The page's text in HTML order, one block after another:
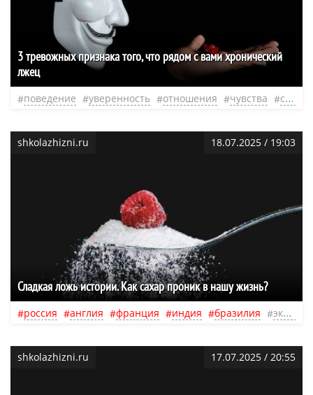
3 тревожных признака того, что рядом с вами хронический
лжец
поведение уверенность отношения чувства страхи
shkolazhizni.ru 18.07.2025 / 19:03
Сладкая ложь истории. Как сахар проник в нашу жизнь?
россия англия франция индия бразилия экономика
shkolazhizni.ru 17.07.2025 / 20:55